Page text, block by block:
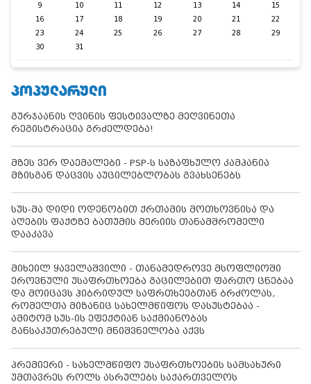
9
10 11 12 13 14
15
16
17 18 19 20 21
22
23
24 25 26 27 28
29
30
31
ᲞᲝᲞᲣᲚᲐᲠᲣᲚᲘ
გურჯაანის ღვინის ფესტივალზე მეღვინეთა
რეგისტრაცია გრძელდება!
მზეს ვერ დაემალები - PSP-ს საზაფხულო კამპანია
მზისგან დაცვის აუცილებლობას გვახსენებს
სუს-მა დიდი ოდენობით ქრთამის მოთხოვნისა და
აღების ფაქტზე ბათუმის მერიის თანამშრომელი
დააკავა
მიხეილ ყაველაშვილი - თანამედროვე მსოფლიოში
ეროვნული უსაფრთხოება გაცილებით ფართო ცნებაა
და მოიცავს ჰიბრიდულ საფრთხეებთან ბრძოლას,
რომელთა მიზანიც სახელმწიფოს დასუსტებაა -
ამიტომ სუს-ის ეფექტიან საქმიანობას
განსაკუთრებული მნიშვნელობა აქვს
პრემიერი - სახელმწიფო უსაფრთხოების სამსახური
უმთავრეს როლს ასრულებს საქართველოს